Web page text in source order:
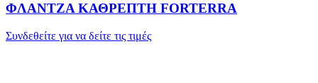
ΦΛΑΝΤΖΑ ΚΑΘΡΕΠΤΗ FORTERRA
Συνδεθείτε για να δείτε τις τιμές